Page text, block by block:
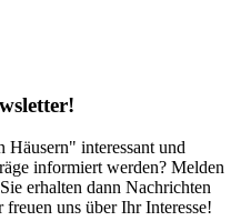
Häusern" interessant und
informiert werden? Melden
erhalten dann Nachrichten
uns über Ihr Interesse!